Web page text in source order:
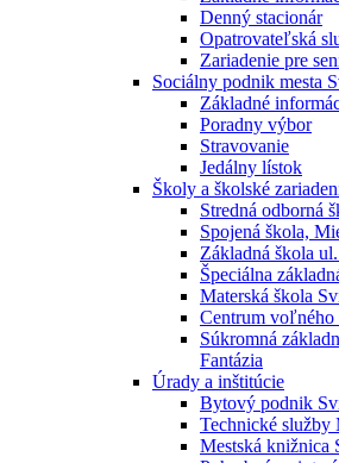
Denný stacionár
Opatrovateľská
Zariadenie pre
Sociálny podnik mesta
Základné
Poradny výbor
Stravovanie
Jedálny lístok
Školy a školské
Stredná odborná
Spojená škola,
Základná škola
Špeciálna
Materská škola
Centrum voľného
Súkromná
Fantázia
Úrady a inštitúcie
Bytový podnik
Technické služby
Mestská knižnica